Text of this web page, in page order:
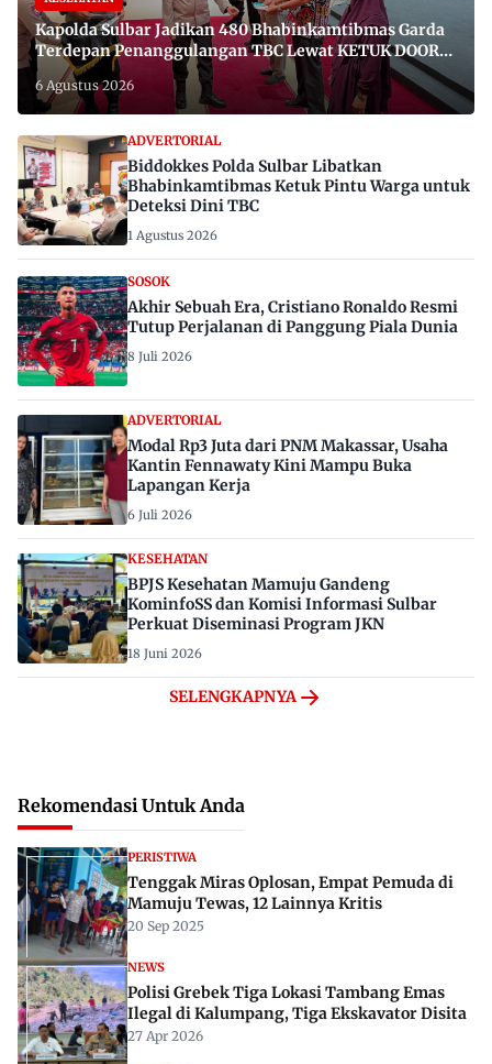
Kapolda Sulbar Jadikan 480 Bhabinkamtibmas Garda
Terdepan Penanggulangan TBC Lewat KETUK DOORS
di 650 Desa
6 Agustus 2026
ADVERTORIAL
Biddokkes Polda Sulbar Libatkan
Bhabinkamtibmas Ketuk Pintu Warga untuk
Deteksi Dini TBC
1 Agustus 2026
SOSOK
Akhir Sebuah Era, Cristiano Ronaldo Resmi
Tutup Perjalanan di Panggung Piala Dunia
8 Juli 2026
ADVERTORIAL
Modal Rp3 Juta dari PNM Makassar, Usaha
Kantin Fennawaty Kini Mampu Buka
Lapangan Kerja
6 Juli 2026
KESEHATAN
BPJS Kesehatan Mamuju Gandeng
KominfoSS dan Komisi Informasi Sulbar
Perkuat Diseminasi Program JKN
18 Juni 2026
SELENGKAPNYA